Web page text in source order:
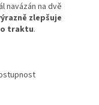
navázán na dvě
zlepšuje
traktu.